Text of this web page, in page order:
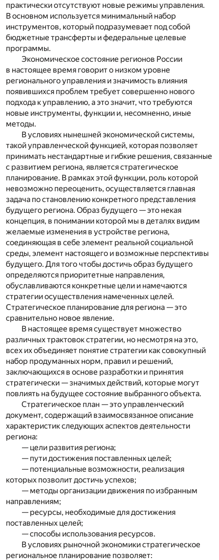
практически отсутствуют новые режимы управления.
В основном используется минимальный набор
инструментов, который подразумевает под собой
бюджетные трансферты и федеральные целевые
программы.
Экономическое состояние регионов России
в настоящее время говорит о низком уровне
регионального управления и значимость влияния
появившихся проблем требует совершенно нового
подхода к управлению, а это значит, что требуются
новые инструменты, функции и, несомненно, иные
методы.
В условиях нынешней экономической системы,
такой управленческой функцией, которая позволяет
принимать нестандартные и гибкие решения, связанные
с развитием региона, является стратегическое
планирование. В рамках этой функции, роль которой
невозможно переоценить, осуществляется главная
задача по становлению конкретного представления
будущего региона. Образ будущего — это некая
концепция, в понимании которой мы в деталях видим
желаемые изменения в устройстве региона,
соединяющая в себе элемент реальной социальной
среды, элемент настоящего и возможные перспективы
будущего. Для того чтобы достичь образ будущего
определяются приоритетные направления,
обуславливаются конкретные цели и намечаются
стратегии осуществления намеченных целей.
Стратегическое планирование для региона — это
сравнительно новое явление.
В настоящее время существует множество
различных трактовок стратегии, но несмотря на это,
всех их объединяет понятие стратегии как совокупный
набор продуманных норм, правил и решений,
заключающихся в основе разработки и принятия
стратегически — значимых действий, которые могут
повлиять на будущее состояние выбранного объекта.
Стратегическое план — это управленческий
документ, содержащий взаимосвязанное описание
характеристик следующих аспектов деятельности
региона:
— цели развития региона;
— пути достижения поставленных целей;
— потенциальные возможности, реализация
которых позволит достичь успехов;
— методы организации движения по избранным
направлениям;
— ресурсы, необходимые для достижения
поставленных целей;
— способы использования ресурсов.
В условиях рыночной экономики стратегическое
региональное планирование позволяет: